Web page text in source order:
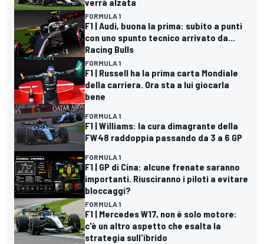
verrà alzata
FORMULA 1
F1 | Audi, buona la prima: subito a punti
con uno spunto tecnico arrivato da...
Racing Bulls
FORMULA 1
F1 | Russell ha la prima carta Mondiale
della carriera. Ora sta a lui giocarla
bene
FORMULA 1
F1 | Williams: la cura dimagrante della
FW48 raddoppia passando da 3 a 6 GP
FORMULA 1
F1 | GP di Cina: alcune frenate saranno
importanti. Riusciranno i piloti a evitare
bloccaggi?
FORMULA 1
F1 | Mercedes W17, non è solo motore:
c'è un altro aspetto che esalta la
strategia sull'ibrido